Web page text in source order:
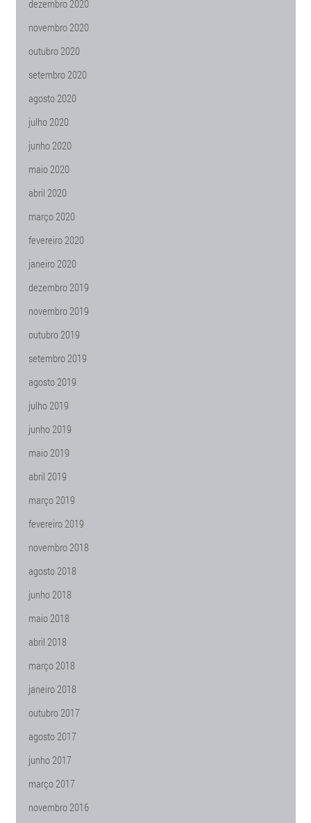
dezembro 2020
novembro 2020
outubro 2020
setembro 2020
agosto 2020
julho 2020
junho 2020
maio 2020
abril 2020
março 2020
fevereiro 2020
janeiro 2020
dezembro 2019
novembro 2019
outubro 2019
setembro 2019
agosto 2019
julho 2019
junho 2019
maio 2019
abril 2019
março 2019
fevereiro 2019
novembro 2018
agosto 2018
junho 2018
maio 2018
abril 2018
março 2018
janeiro 2018
outubro 2017
agosto 2017
junho 2017
março 2017
novembro 2016